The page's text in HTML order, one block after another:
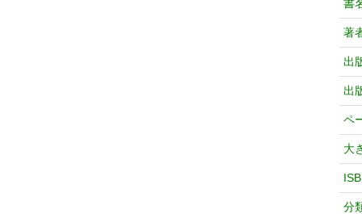
書
著
出
出
ペ
大
分